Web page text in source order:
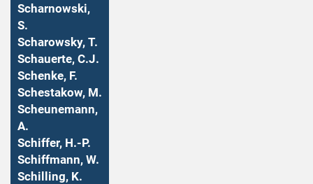
Scharnowski,
S.
Scharowsky, T.
Schauerte, C.J.
Schenke, F.
Schestakow, M.
Scheunemann,
A.
Schiffer, H.-P.
Schiffmann, W.
Schilling, K.